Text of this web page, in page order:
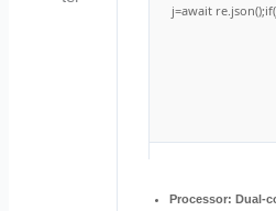
j=await
Processor: Dual-